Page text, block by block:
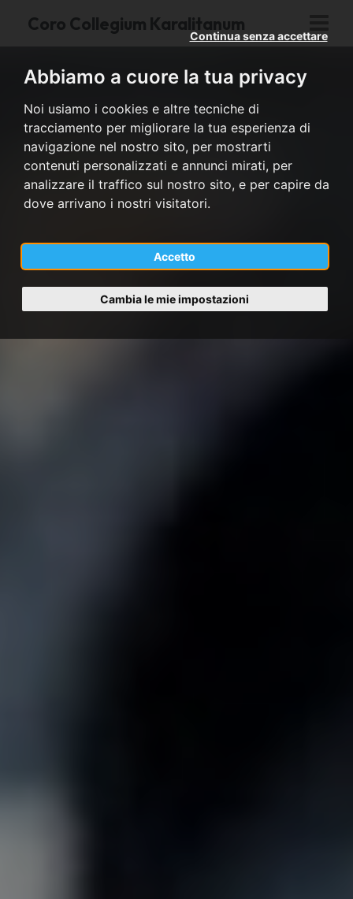
Abbiamo a cuore la tua privacy
Noi usiamo i cookies e altre tecniche di
tracciamento per migliorare la tua esperienza di
navigazione nel nostro sito, per mostrarti
contenuti personalizzati e annunci mirati, per
analizzare il traffico sul nostro sito, e per capire da
dove arrivano i nostri visitatori.
Accetto
Continua senza accettare
Cambia le mie impostazioni
Coro Collegium Karalitanum